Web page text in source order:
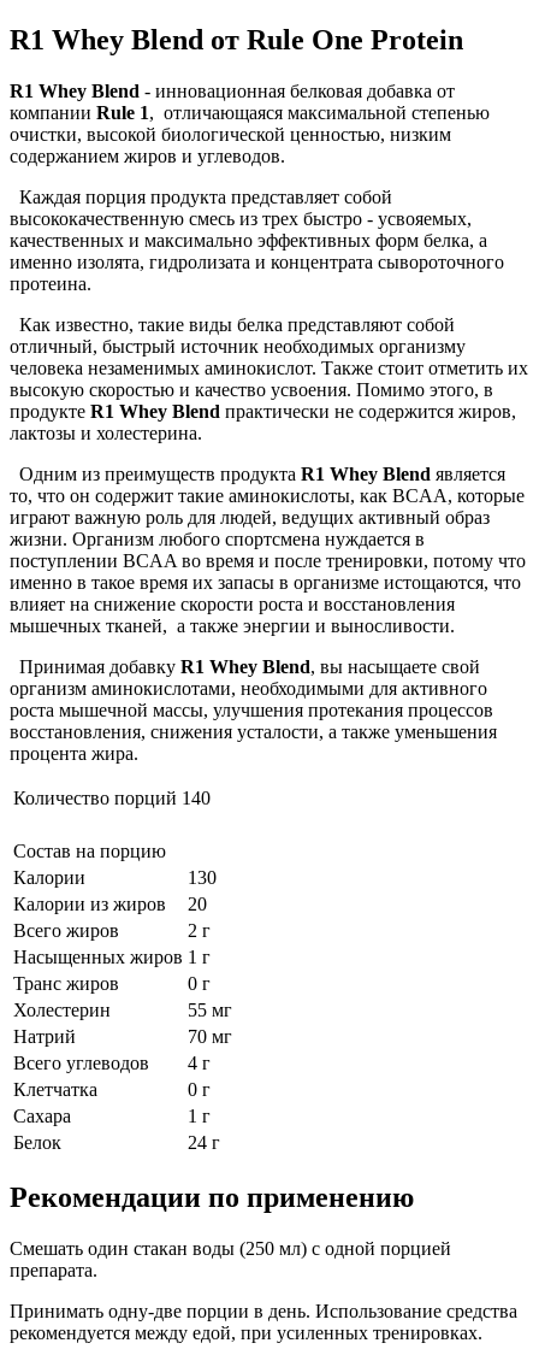
R1 Whey Blend от Rule One Protein
R1 Whey Blend - инновационная белковая добавка от
компании Rule 1, отличающаяся максимальной степенью
очистки, высокой биологической ценностью, низким
содержанием жиров и углеводов.
Каждая порция продукта представляет собой
высококачественную смесь из трех быстро - усвояемых,
качественных и максимально эффективных форм белка, а
именно изолята, гидролизата и концентрата сывороточного
протеина.
Как известно, такие виды белка представляют собой
отличный, быстрый источник необходимых организму
человека незаменимых аминокислот. Также стоит отметить их
высокую скоростью и качество усвоения. Помимо этого, в
продукте R1 Whey Blend практически не содержится жиров,
лактозы и холестерина.
Одним из преимуществ продукта R1 Whey Blend является
то, что он содержит такие аминокислоты, как BCAA, которые
играют важную роль для людей, ведущих активный образ
жизни. Организм любого спортсмена нуждается в
поступлении BCAA во время и после тренировки, потому что
именно в такое время их запасы в организме истощаются, что
влияет на снижение скорости роста и восстановления
мышечных тканей, а также энергии и выносливости.
Принимая добавку R1 Whey Blend, вы насыщаете свой
организм аминокислотами, необходимыми для активного
роста мышечной массы, улучшения протекания процессов
восстановления, снижения усталости, а также уменьшения
процента жира.
Количество порций 140
Состав на порцию
Калории
130
Калории из жиров
20
Всего жиров
2 г
Насыщенных жиров 1 г
Транс жиров
0 г
Холестерин
55 мг
Натрий
70 мг
Всего углеводов
4 г
Клетчатка
0 г
Сахара
1 г
Белок
24 г
Рекомендации по применению
Смешать один стакан воды (250 мл) с одной порцией
препарата.
Принимать одну-две порции в день. Использование средства
рекомендуется между едой, при усиленных тренировках.